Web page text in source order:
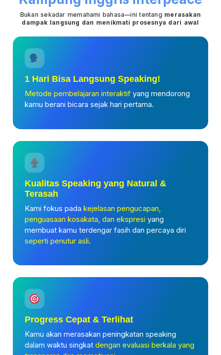
Bukan sekadar memahami bahasa—ini tentang merasakan
dampak langsung dan menikmati prosesnya dari awal
1 Hari Bisa Langsung Speaking!
Metode pembelajaran interaktif yang mendorong
kamu berani bicara sejak hari pertama.
Kualitas Speaking yang Natural &
Terasah
Kami fokus pada kejelasan pengucapan,
penguasaan kosakata, dan ekspresi yang
membuat kamu terdengar fasih dan percaya diri
seperti penutur asli.
Progress Cepat & Terlihat
Kamu akan merasakan peningkatan speaking
dalam waktu singkat dengan evaluasi berkala yang